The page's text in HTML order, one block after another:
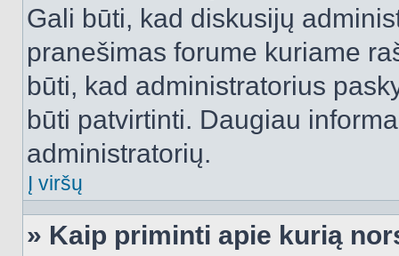
Gali būti, kad diskusijų
pranešimas forume kuriame
būti, kad administratorius
būti patvirtinti. Daugiau
administratorių.
Į viršų
» Kaip priminti apie kurią